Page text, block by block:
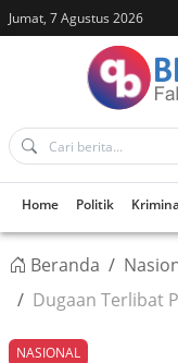
Jumat, 7 Agustus 2026
Home Politik
Beranda
Dugaan Terlibat Penembakan
NASIONAL